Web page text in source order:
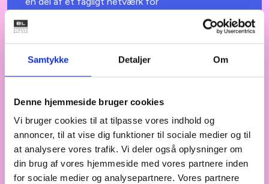
Samtykke Detaljer Om
Denne hjemmeside bruger cookies
Vi bruger cookies til at tilpasse vores indhold og
annoncer, til at vise dig funktioner til sociale medier og til
at analysere vores trafik. Vi deler også oplysninger om
din brug af vores hjemmeside med vores partnere inden
for sociale medier og analysepartnere. Vores partnere
gensidig sparring, materialedeling m.m.
Analyse: Befolkningens ønsker til
boligpolitikken
Analysen belyser hvordan befolkningen prioriterer
forskellige boligpolitiske emner, og hvordan den
demografiske udvikling spiller ind i dette.